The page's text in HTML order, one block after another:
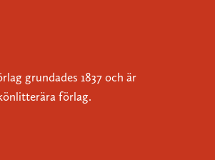
grundades 1837 och är
förlag.